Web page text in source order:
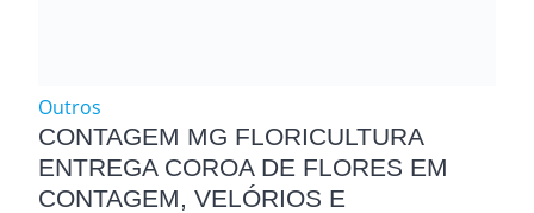
Outros
CONTAGEM MG FLORICULTURA
ENTREGA COROA DE FLORES EM
CONTAGEM, VELÓRIOS E